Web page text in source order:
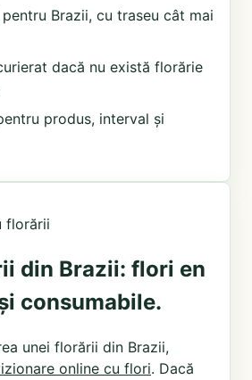
Brazii, cu traseu cât mai
dacă nu există florărie
produs, interval și
florării
din Brazii: flori en
consumabile.
unei florării din Brazii,
online cu flori. Dacă